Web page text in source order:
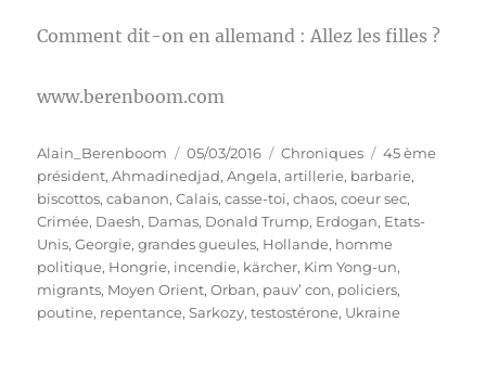
Comment dit-on en allemand : Allez les filles ?
www.berenboom.com
Auteur
Alain_Berenboom
Publié
le
05/03/2016 Catégories
Chroniques Étiquettes
45 ème
président,Ahmadinedjad,Angela,artillerie, barbarie,
biscottos,cabanon,Calais,casse-toi,chaos,coeur sec,
Crimée, Daesh, Damas, Donald Trump, Erdogan, Etats-
Unis,Georgie,grandes gueules, Hollande, homme
politique, Hongrie, incendie, kärcher, Kim Yong-un,
migrants, Moyen Orient,Orban, pauv’ con, policiers,
poutine, repentance,Sarkozy,testostérone, Ukraine